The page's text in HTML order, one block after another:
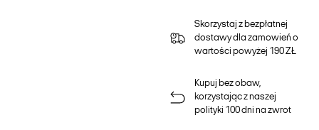
Skorzystaj z bezpłatnej
dostawy dla zamowień o
wartości powyżej 190 ZŁ
Kupuj bez obaw,
korzystając z naszej
polityki 100 dni na zwrot